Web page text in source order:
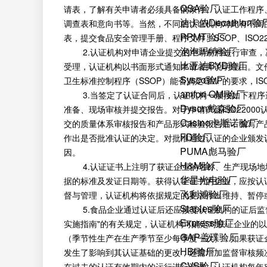
QSA验厂
迪卡侬Decathlon验
PPMT验厂
泡泡玛特验厂
比亚迪BYD验厂
Sysco验厂
amfori QMI验厂
Dyson戴森验厂
Casino卡斯诺验厂
FD验厂
PUMA彪马验厂
H&M验厂
华星光电验厂
飞利浦验厂
Staples验厂
Express验厂
GAP盖璞验厂
HBI验厂
请表，了解有关申请者必须具备的条件、认证工作程
调查表和意向书等。当然，不同的认证机构对此有不
表，提交食品安全管理手册、程序文件、SSOP、
2.认证机构对申请企业提交的申请材料进行审查，
受理，认证机构以书面形式通知申请者并说明理由。
卫生标准控制程序（SSOP）能否满足GMP的要求，
3.当签定了认证合同后，认证机构一般按如下程序
准备、现场审核并提交报告。对于申请产品ISO22000
交的质量体系审核报告和产品形式检验报告后，编写
作出是否批准认证的决定。对批准通过认证的企业颁
因。
4.认证证书上注明了获证企业的名称、生产现场地
据的标准及发证日期等。获得认证证书的企业，应按
督与管理，认证机构将依据规定的要求作出维持、暂
5.食品企业通过认证后还应接受认证机构的证后监
实施指南"的有关规定，认证机构可确定对获证企业的
（季节性生产在生产季节至少每季度一次），如果获
发生了影响到其认证基础的更改，还需增加监督审核